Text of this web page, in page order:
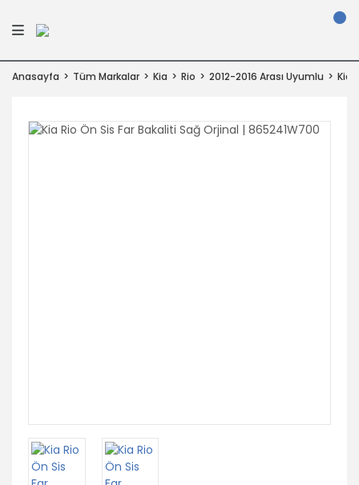
Anasayfa Tüm Markalar Kia Rio 2012-2016 Arası Uyumlu Kia